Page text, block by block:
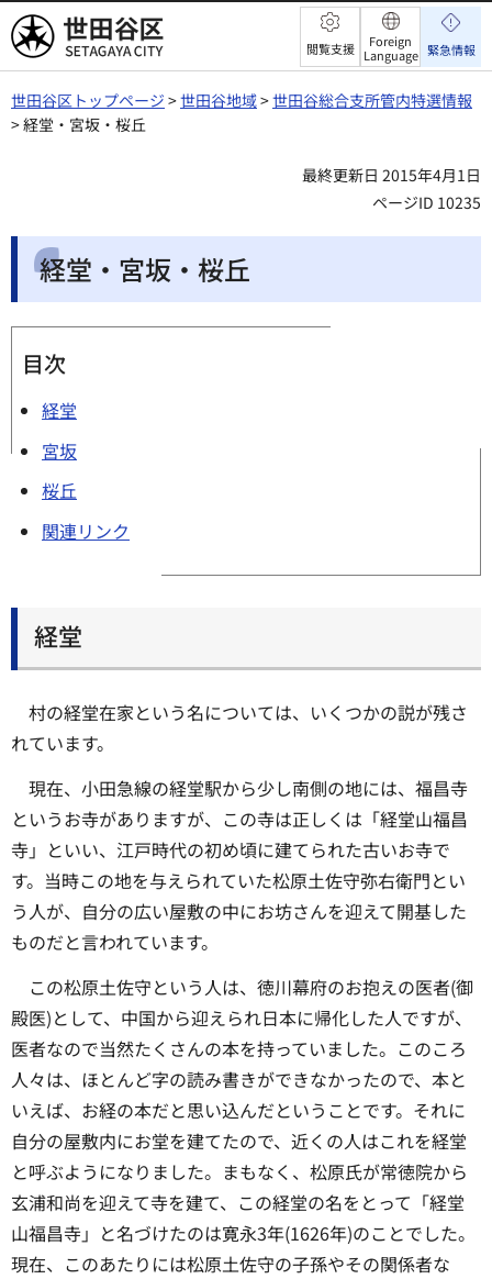
世田谷区 閲覧支援
Foreign
Language 緊急情報
世田谷区トップページ >世田谷地域>世田谷総合支所管内特選情報
> 経堂・宮坂・桜丘
最終更新日 2015年4月1日
ページID 10235
経堂・宮坂・桜丘
目次
経堂
宮坂
桜丘
関連リンク
経堂
村の経堂在家という名については、いくつかの説が残さ
れています。
現在、小田急線の経堂駅から少し南側の地には、福昌寺
というお寺がありますが、この寺は正しくは「経堂山福昌
寺」といい、江戸時代の初め頃に建てられた古いお寺で
す。当時この地を与えられていた松原土佐守弥右衛門とい
う人が、自分の広い屋敷の中にお坊さんを迎えて開基した
ものだと言われています。
この松原土佐守という人は、徳川幕府のお抱えの医者(御
殿医)として、中国から迎えられ日本に帰化した人ですが、
医者なので当然たくさんの本を持っていました。このころ
人々は、ほとんど字の読み書きができなかったので、本と
いえば、お経の本だと思い込んだということです。それに
自分の屋敷内にお堂を建てたので、近くの人はこれを経堂
と呼ぶようになりました。まもなく、松原氏が常徳院から
玄浦和尚を迎えて寺を建て、この経堂の名をとって「経堂
山福昌寺」と名づけたのは寛永3年(1626年)のことでした。
現在、このあたりには松原土佐守の子孫やその関係者な